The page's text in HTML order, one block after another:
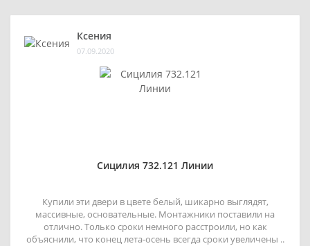
Ксения
07.09.2020
Сицилия 732.121 Линии
Купили эти двери в цвете белый, шикарно выглядят,
массивные, основательные. Монтажники поставили на
отлично. Только сроки немного расстроили, но как
объяснили, что конец лета-осень всегда сроки увеличены ..